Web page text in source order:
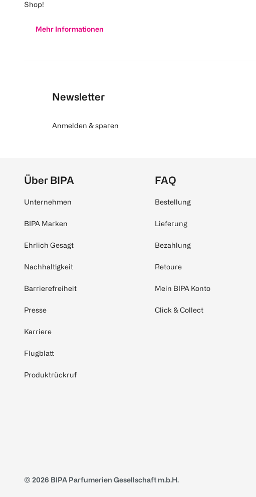
Shop!
Mehr Informationen
Newsletter
Anmelden & sparen
Über BIPA
Unternehmen
BIPA Marken
Ehrlich Gesagt
Nachhaltigkeit
Barrierefreiheit
Presse
Karriere
Flugblatt
Produktrückruf
FAQ
Bestellung
Lieferung
Bezahlung
Retoure
Mein BIPA Konto
Click & Collect
© 2026 BIPA Parfumerien Gesellschaft m.b.H.